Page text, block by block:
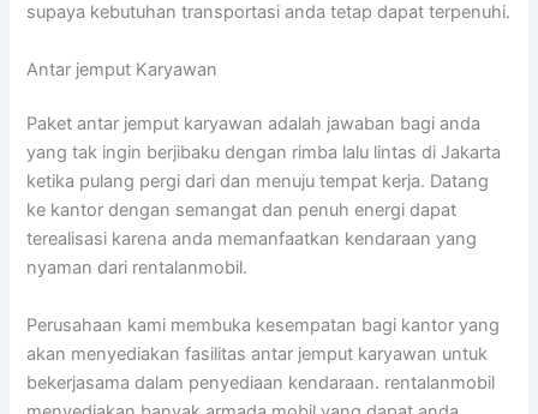
supaya kebutuhan transportasi anda tetap dapat terpenuhi.
Antar jemput Karyawan
Paket antar jemput karyawan adalah jawaban bagi anda
yang tak ingin berjibaku dengan rimba lalu lintas di Jakarta
ketika pulang pergi dari dan menuju tempat kerja. Datang
ke kantor dengan semangat dan penuh energi dapat
terealisasi karena anda memanfaatkan kendaraan yang
nyaman dari rentalanmobil.
Perusahaan kami membuka kesempatan bagi kantor yang
akan menyediakan fasilitas antar jemput karyawan untuk
bekerjasama dalam penyediaan kendaraan. rentalanmobil